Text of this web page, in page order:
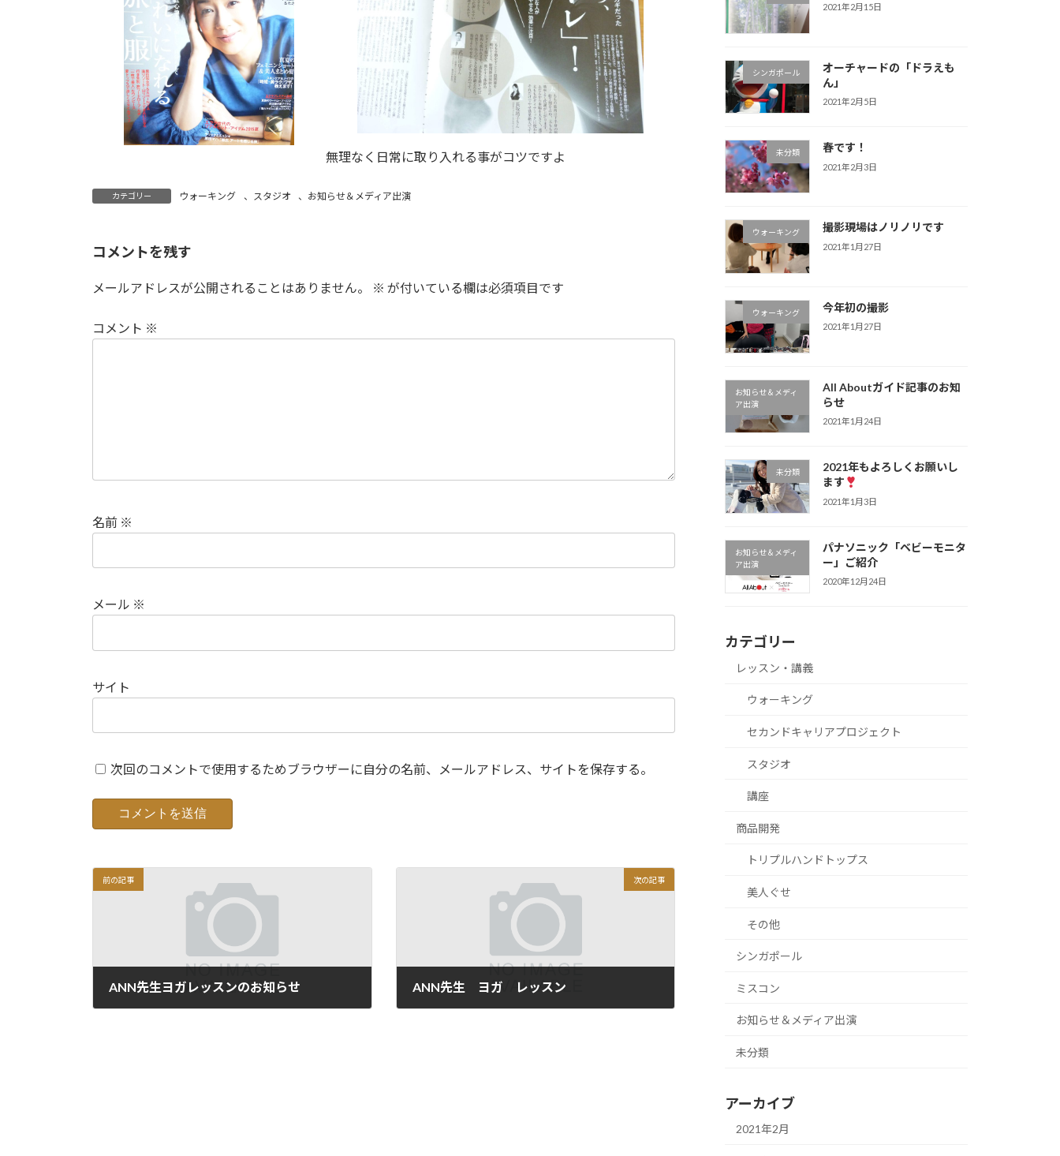
無理なく日常に取り入れる事がコツですよ
カテゴリー ウォーキング 、 スタジオ 、 お知らせ＆メディア出演
コメントを残す
メールアドレスが公開されることはありません。 ※ が付いている欄は必須項目です
コメント ※
名前 ※
メール ※
サイト
次回のコメントで使用するためブラウザーに自分の名前、メールアドレス、サイトを保存する。
前の記事
ANN先生ヨガレッスンのお知らせ
次の記事
ANN先生 ヨガ レッスン
2021年2月15日
シンガポール
オーチャードの「ドラえも
ん」
2021年2月5日
未分類 春です！
2021年2月3日
ウォーキング 撮影現場はノリノリです
2021年1月27日
ウォーキング 今年初の撮影
2021年1月27日
お知らせ＆メディ
ア出演
All Aboutガイド記事のお知
らせ
2021年1月24日
未分類
2021年もよろしくお願いし
ます
2021年1月3日
お知らせ＆メディ
ア出演
パナソニック「ベビーモニタ
ー」ご紹介
2020年12月24日
カテゴリー
レッスン・講義
ウォーキング
セカンドキャリアプロジェクト
スタジオ
講座
商品開発
トリプルハンドトップス
美人ぐせ
その他
シンガポール
ミスコン
お知らせ＆メディア出演
未分類
アーカイブ
2021年2月